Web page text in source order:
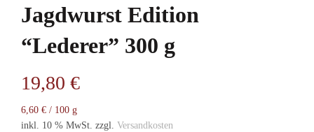
Jagdwurst Edition
“Lederer” 300 g
19,80 €
6,60 € / 100 g
inkl. 10 % MwSt. zzgl. Versandkosten